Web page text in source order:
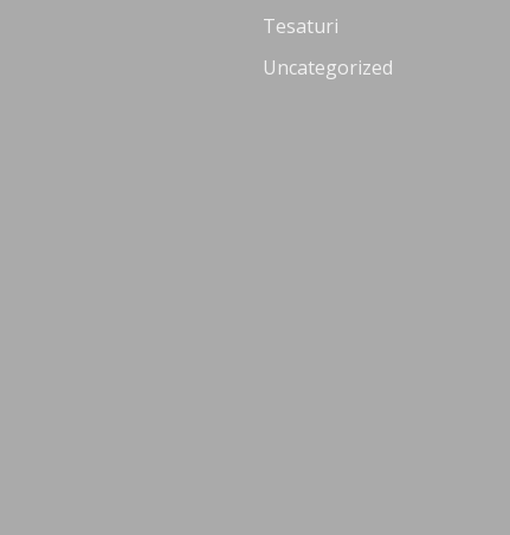
Tesaturi
Uncategorized